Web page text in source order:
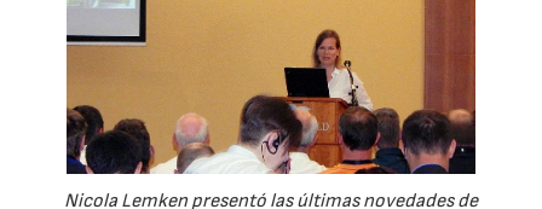
Nicola Lemken presentó las últimas novedades de